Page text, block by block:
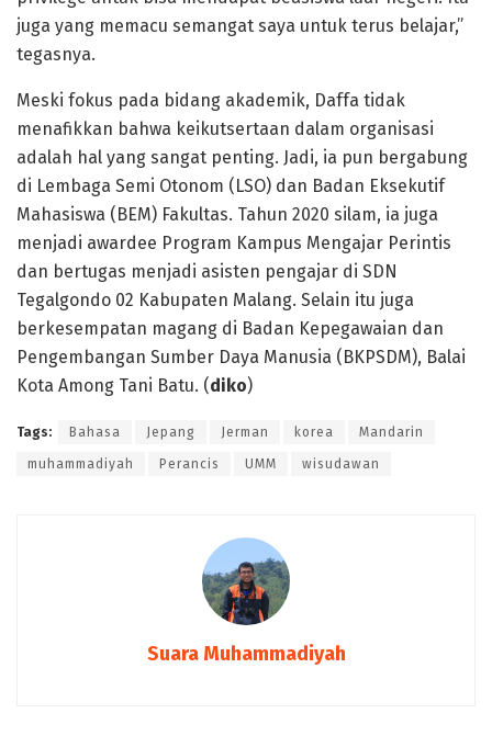
juga yang memacu semangat saya untuk terus belajar,”
tegasnya.
Meski fokus pada bidang akademik, Daffa tidak
menafikkan bahwa keikutsertaan dalam organisasi
adalah hal yang sangat penting. Jadi, ia pun bergabung
di Lembaga Semi Otonom (LSO) dan Badan Eksekutif
Mahasiswa (BEM) Fakultas. Tahun 2020 silam, ia juga
menjadi awardee Program Kampus Mengajar Perintis
dan bertugas menjadi asisten pengajar di SDN
Tegalgondo 02 Kabupaten Malang. Selain itu juga
berkesempatan magang di Badan Kepegawaian dan
Pengembangan Sumber Daya Manusia (BKPSDM), Balai
Kota Among Tani Batu. (diko)
Tags: Bahasa Jepang Jerman korea Mandarin
muhammadiyah Perancis UMM wisudawan
Suara Muhammadiyah